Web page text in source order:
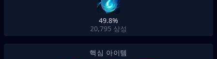
49.8%
20,795 상성
핵심 아이템